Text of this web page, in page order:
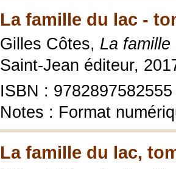
La famille du lac -
Gilles Côtes, La
Saint-Jean éditeur,
ISBN : 9782897582555
Notes : Format
La famille du lac,